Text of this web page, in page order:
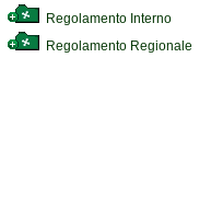
Regolamento Interno
Regolamento Regionale